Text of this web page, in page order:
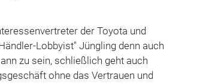
der Toyota und
Lobbyist" Jüngling denn auch
zu sein, schließlich geht auch
ohne das Vertrauen und